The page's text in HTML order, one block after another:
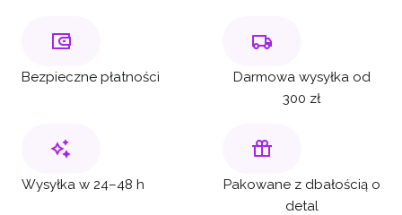
Bezpieczne płatności
Darmowa wysyłka od
300 zł
Wysyłka w 24–48 h
Pakowane z dbałością o
detal